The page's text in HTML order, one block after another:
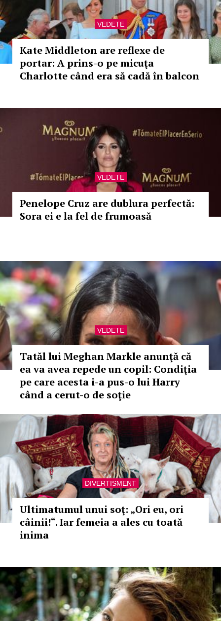
VEDETE
Kate Middleton are reflexe de
portar: A prins-o pe micuţa
Charlotte când era să cadă în balcon
VEDETE
Penelope Cruz are dublura perfectă:
Sora ei e la fel de frumoasă
VEDETE
Tatăl lui Meghan Markle anunţă că
ea va avea repede un copil: Condiţia
pe care acesta i-a pus-o lui Harry
când a cerut-o de soţie
DIVERTISMENT
Ultimatumul unui soţ: „Ori eu, ori
câinii!“. Iar femeia a ales cu toată
inima